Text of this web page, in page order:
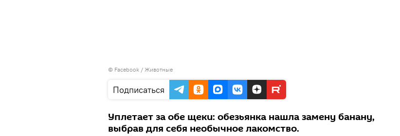
© Facebook / Животные
Подписаться
Уплетает за обе щеки: обезьянка нашла замену банану,
выбрав для себя необычное лакомство.